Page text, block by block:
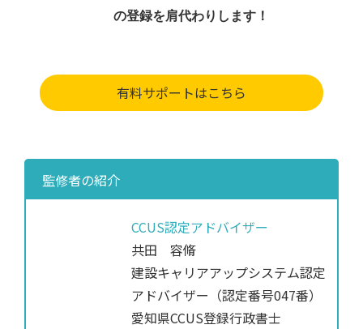
の登録を肩代わりします！
有料サポートはこちら
監修者の紹介
CCUS認定アドバイザー
共田 容脩
建設キャリアアップシステム認定
アドバイザー（認定番号047番）
愛知県CCUS登録行政書士